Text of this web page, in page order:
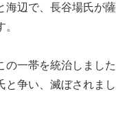
海辺で、長谷場氏が薩
の一帯を統治しました
と争い、滅ぼされまし